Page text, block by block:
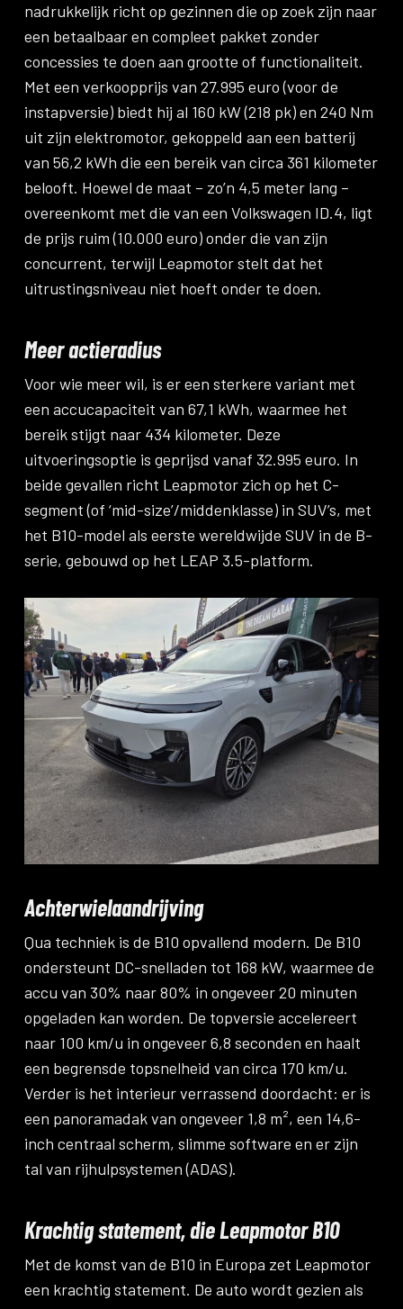
nadrukkelijk richt op gezinnen die op zoek zijn naar
een betaalbaar en compleet pakket zonder
concessies te doen aan grootte of functionaliteit.
Met een verkoopprijs van 27.995 euro (voor de
instapversie) biedt hij al 160 kW (218 pk) en 240 Nm
uit zijn elektromotor, gekoppeld aan een batterij
van 56,2 kWh die een bereik van circa 361 kilometer
belooft. Hoewel de maat – zo’n 4,5 meter lang –
overeenkomt met die van een Volkswagen ID.4, ligt
de prijs ruim (10.000 euro) onder die van zijn
concurrent, terwijl Leapmotor stelt dat het
uitrustingsniveau niet hoeft onder te doen.
Meer actieradius
Voor wie meer wil, is er een sterkere variant met
een accucapaciteit van 67,1 kWh, waarmee het
bereik stijgt naar 434 kilometer. Deze
uitvoeringsoptie is geprijsd vanaf 32.995 euro. In
beide gevallen richt Leapmotor zich op het C-
segment (of ‘mid-size’/middenklasse) in SUV’s, met
het B10-model als eerste wereldwijde SUV in de B-
serie, gebouwd op het LEAP 3.5-platform.
Achterwielaandrijving
Qua techniek is de B10 opvallend modern. De B10
ondersteunt DC-snelladen tot 168 kW, waarmee de
accu van 30% naar 80% in ongeveer 20 minuten
opgeladen kan worden. De topversie accelereert
naar 100 km/u in ongeveer 6,8 seconden en haalt
een begrensde topsnelheid van circa 170 km/u.
Verder is het interieur verrassend doordacht: er is
een panoramadak van ongeveer 1,8 m², een 14,6-
inch centraal scherm, slimme software en er zijn
tal van rijhulpsystemen (ADAS).
Krachtig statement, die Leapmotor B10
Met de komst van de B10 in Europa zet Leapmotor
een krachtig statement. De auto wordt gezien als